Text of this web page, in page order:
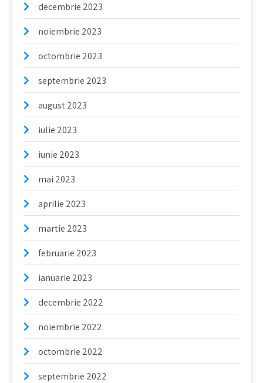
decembrie 2023
noiembrie 2023
octombrie 2023
septembrie 2023
august 2023
iulie 2023
iunie 2023
mai 2023
aprilie 2023
martie 2023
februarie 2023
ianuarie 2023
decembrie 2022
noiembrie 2022
octombrie 2022
septembrie 2022